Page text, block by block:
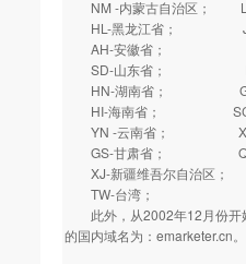
NM -内蒙古自治区
HL-黑龙江省；
AH-安徽省；
SD-山东省；
HN-湖南省； GD-
HI-海南省； SC-
YN -云南省； XZ-
GS-甘肃省； QH-
XJ-新疆维吾尔自治区；
TW-台湾；
此外，从2002年12月份开
的国内域名为：emarketer.cn。